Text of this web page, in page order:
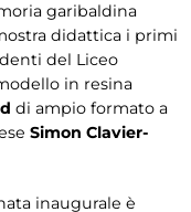
garibaldina
didattica i primi
del Liceo
in resina
di ampio formato a
Simon Clavier-
inaugurale è